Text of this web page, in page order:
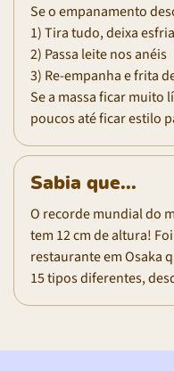
Se o empanamento
1) Tira tudo, deixa
2) Passa leite nos anéis
3) Re-empanha e frita
Se a massa ficar muito
poucos até ficar estilo
Sabia que...
O recorde mundial do
tem 12 cm de altura!
restaurante em Osaka
15 tipos diferentes,